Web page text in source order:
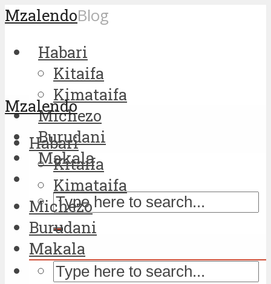
MzalendoBlog
Habari
Kitaifa
Kimataifa
Michezo
Burudani
Makala
Mzalendo
Habari
Kitaifa
Kimataifa
Michezo
Burudani
Makala